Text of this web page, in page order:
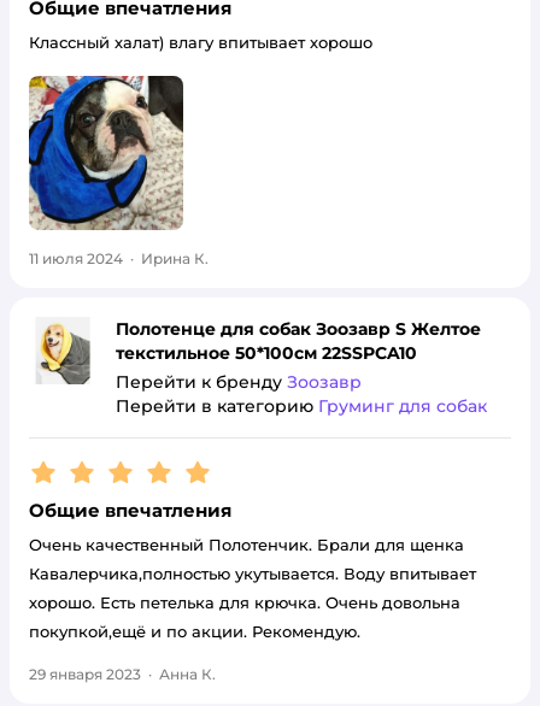
Общие впечатления
Классный халат) влагу впитывает хорошо
11 июля 2024 · Ирина К.
Полотенце для собак Зоозавр S Желтое
текстильное 50*100см 22SSPCA10
Перейти к бренду Зоозавр
Перейти в категорию Груминг для собак
Рейтинг:5
Общие впечатления
Очень качественный Полотенчик. Брали для щенка
Кавалерчика,полностью укутывается. Воду впитывает
хорошо. Есть петелька для крючка. Очень довольна
покупкой,ещё и по акции. Рекомендую.
29 января 2023 · Анна К.